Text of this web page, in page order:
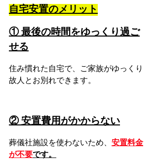
自宅安置のメリット
① 最後の時間をゆっくり過ご
せる
住み慣れた自宅で、ご家族がゆっくり
故人とお別れできます。
② 安置費用がかからない
葬儀社施設を使わないため、 安置料金
が不要です。